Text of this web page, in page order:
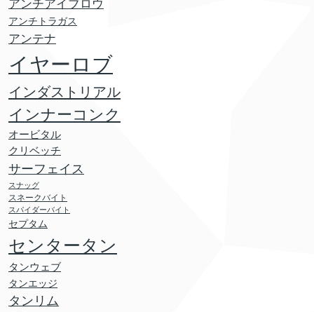
アンチアイブロウ
アンチトラガス
アンテナ
イヤーロブ
インダストリアル
インナーコンク
オービタル
クリベッチ
サーフェイス
スナッグ
スネークバイト
スパイダーバイト
セプタム
センタータン
タンウェブ
タンエッジ
タンリム